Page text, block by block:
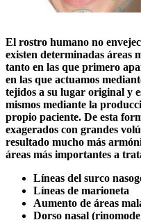
El rostro humano no
existen determinadas áreas
tanto en las que primero
en las que actuamos
tejidos a su lugar original y
mismos mediante la
propio paciente. De esta
exagerados con grandes
resultado mucho más
áreas más importantes a
Líneas del surco
Líneas de marioneta
Aumento de áreas
Dorso nasal